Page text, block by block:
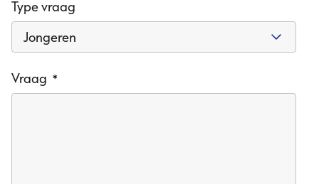
Contact
Type vraag
Vraag *